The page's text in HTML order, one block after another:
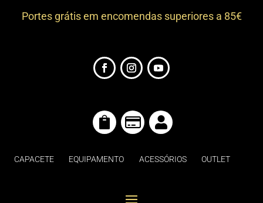
Portes grátis em encomendas superiores a 85€
  
CAPACETE EQUIPAMENTO ACESSÓRIOS OUTLET